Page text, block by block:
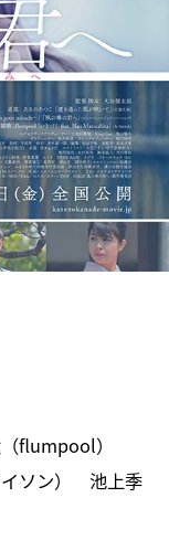
flumpool）
ソン） 池上季